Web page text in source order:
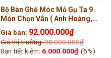
Bộ Bàn Ghế Móc Mỏ Gụ Ta 9
Món Chọn Vân ( Anh Hoàng,
Quảng Trị )
Giá bán: 92.000.000₫
Giá thị trường:98.000.000₫
Bạn tiết kiệm: 6.000.000₫ (6%)